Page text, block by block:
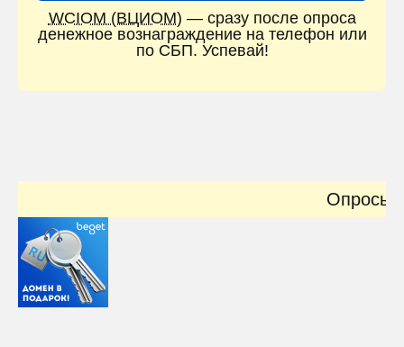
WCIOM (ВЦИОМ) — сразу после опроса
денежное вознаграждение на телефон или
по СБП. Успевай!
Опросы онлайн: твоё